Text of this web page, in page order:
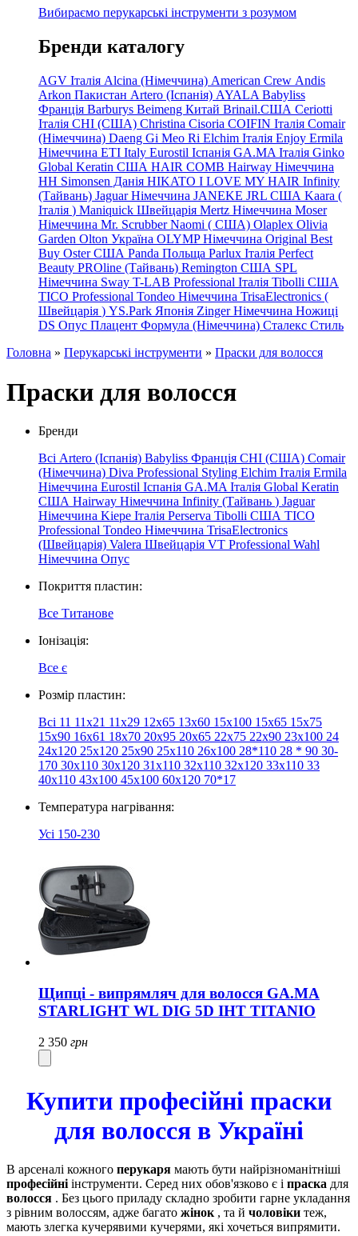
Вибираємо перукарські інструменти з розумом
Бренди каталогу
AGV Італія Alcina (Німеччина) American Crew Andis
Arkon Пакистан Artero (Іспанія) AYALA Babyliss
Франція Barburys Beimeng Китай Brinail.США Ceriotti
Італія CHI (США) Christina Cisoria COIFIN Італія Comair
(Німеччина) Daeng Gi Meo Ri Elchim Італія Enjoy Ermila
Німеччина ETI Italy Eurostil Іспанія GA.MA Італія Ginko
Global Keratin США HAIR COMB Hairway Німеччина
HH Simonsen Данія HIKATO I LOVE MY HAIR Infinity
(Тайвань) Jaguar Німеччина JANEKE JRL США Kaara (
Італія ) Maniquick Швейцарія Mertz Німеччина Moser
Німеччина Mr. Scrubber Naomi ( США) Olaplex Olivia
Garden Olton Україна OLYMP Німеччина Original Best
Buy Oster США Panda Польща Parlux Італія Perfect
Beauty PROline (Тайвань) Remington США SPL
Німеччина Sway T-LAB Professional Італія Tibolli США
TICO Professional Tondeo Німеччина TrisaElectronics (
Швейцарія ) YS.Park Японія Zinger Німеччина Ножиці
DS Опус Плацент Формула (Німеччина) Сталекс Стиль
Головна » Перукарські інструменти » Праски для волосся
Праски для волосся
Бренди
Всі Artero (Іспанія) Babyliss Франція CHI (США) Comair
(Німеччина) Diva Professional Styling Elchim Італія Ermila
Німеччина Eurostil Іспанія GA.MA Італія Global Keratin
США Hairway Німеччина Infinity (Тайвань ) Jaguar
Німеччина Kiepe Італія Perserva Tibolli США TICO
Professional Tondeo Німеччина TrisaElectronics
(Швейцарія) Valera Швейцарія VT Professional Wahl
Німеччина Опус
Покриття пластин:
Все Титанове
Іонізація:
Все є
Розмір пластин:
Всі 11 11х21 11х29 12x65 13x60 15x100 15x65 15x75
15x90 16x61 18x70 20x95 20х65 22х75 22х90 23x100 24
24х120 25x120 25x90 25х110 26x100 28*110 28 * 90 30-
170 30x110 30x120 31х110 32х110 32х120 33х110 33
40х110 43x100 45х100 60x120 70*17
Температура нагрівання:
Усі 150-230
Щипці - випрямляч для волосся GA.MA
STARLIGHT WL DIG 5D IHT TITANIO
2 350 грн
Купити професійні праски
для волосся в Україні
В арсеналі кожного перукаря мають бути найрізноманітніші
професійніінструменти. Серед них обов'язково є і праска для
волосся . Без цього приладу складно зробити гарне укладання
з рівним волоссям, адже багато жінок, та й чоловіки теж,
мають злегка кучерявими кучерями, які хочеться випрямити.